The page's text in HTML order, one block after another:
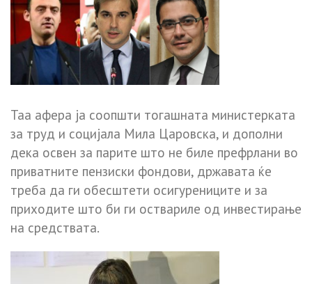
Таа афера ја соопшти тогашната министерката
за труд и социјала Мила Царовска, и дополни
дека освен за парите што не биле префрлани во
приватните пензиски фондови, државата ќе
треба да ги обесштети осигурениците и за
приходите што би ги оствариле од инвестирање
на средствата.